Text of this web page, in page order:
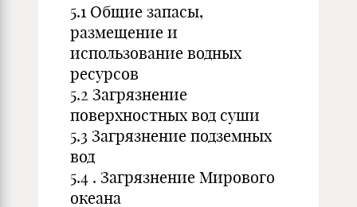
5.1 Общие запасы,
размещение и
использование водных
ресурсов
5.2 Загрязнение
поверхностных вод суши
5.3 Загрязнение подземных
вод
5.4 . Загрязнение Мирового
океана